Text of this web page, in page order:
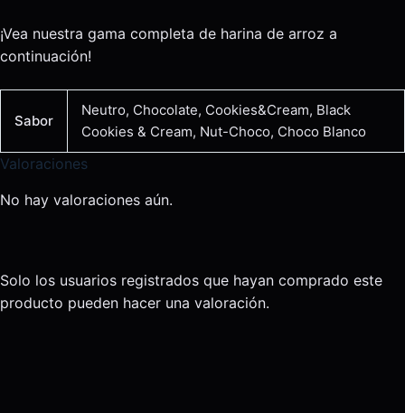
¡Vea nuestra gama completa de harina de arroz a
continuación!
Sabor
Neutro, Chocolate, Cookies&Cream, Black
Cookies & Cream, Nut-Choco, Choco Blanco
Valoraciones
No hay valoraciones aún.
Solo los usuarios registrados que hayan comprado este
producto pueden hacer una valoración.